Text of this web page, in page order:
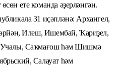
ете команда әҙерләнгән.
31 иҫәпләнә: Архангел,
Илеш, Ишембай, Ҡариҙел,
Учалы, Саҡмағош һәм Шишмә
Салауат һәм